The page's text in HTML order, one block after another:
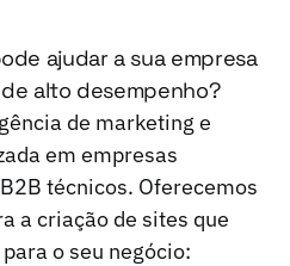
ajudar a sua empresa
alto desempenho?
de marketing e
em empresas
técnicos. Oferecemos
a criação de sites que
o seu negócio: